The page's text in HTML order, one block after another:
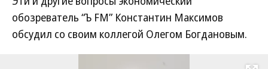
обозреватель “Ъ FM” Константин Максимов
обсудил со своим коллегой Олегом Богдановым.